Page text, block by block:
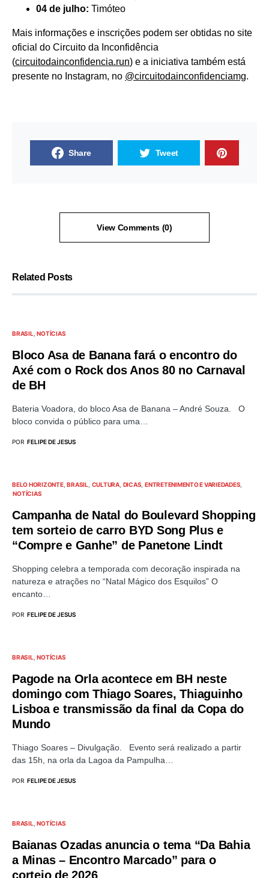
04 de julho: Timóteo
Mais informações e inscrições podem ser obtidas no site
oficial do Circuito da Inconfidência
(circuitodainconfidencia.run) e a iniciativa também está
presente no Instagram, no @circuitodainconfidenciamg.
Share Tweet
View Comments (0)
Related Posts
BRASIL NOTÍCIAS
Bloco Asa de Banana fará o encontro do
Axé com o Rock dos Anos 80 no Carnaval
de BH
Bateria Voadora, do bloco Asa de Banana – André Souza. O
bloco convida o público para uma…
POR FELIPE DE JESUS
BELO HORIZONTE BRASIL CULTURA DICAS ENTRETENIMENTO E VARIEDADES
NOTÍCIAS
Campanha de Natal do Boulevard Shopping
tem sorteio de carro BYD Song Plus e
“Compre e Ganhe” de Panetone Lindt
Shopping celebra a temporada com decoração inspirada na
natureza e atrações no “Natal Mágico dos Esquilos” O
encanto…
POR FELIPE DE JESUS
BRASIL NOTÍCIAS
Pagode na Orla acontece em BH neste
domingo com Thiago Soares, Thiaguinho
Lisboa e transmissão da final da Copa do
Mundo
Thiago Soares – Divulgação. Evento será realizado a partir
das 15h, na orla da Lagoa da Pampulha…
POR FELIPE DE JESUS
BRASIL NOTÍCIAS
Baianas Ozadas anuncia o tema “Da Bahia
a Minas – Encontro Marcado” para o
cortejo de 2026